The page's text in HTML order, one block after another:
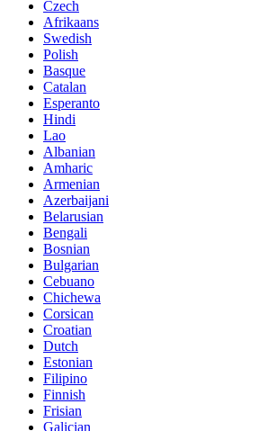
Czech
Afrikaans
Swedish
Polish
Basque
Catalan
Esperanto
Hindi
Lao
Albanian
Amharic
Armenian
Azerbaijani
Belarusian
Bengali
Bosnian
Bulgarian
Cebuano
Chichewa
Corsican
Croatian
Dutch
Estonian
Filipino
Finnish
Frisian
Galician